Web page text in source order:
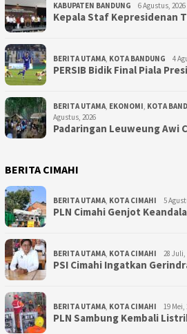
KABUPATEN BANDUNG 6 Agustus, 2026
Kepala Staf Kepresidenan
BERITA UTAMA, KOTA BANDUNG 4
PERSIB Bidik Final Piala
BERITA UTAMA, EKONOMI, KOTA
Agustus, 2026
Padaringan Leuweung Awi
BERITA CIMAHI
BERITA UTAMA, KOTA CIMAHI 5
PLN Cimahi Genjot
BERITA UTAMA, KOTA CIMAHI 28 Juli,
PSI Cimahi Ingatkan
BERITA UTAMA, KOTA CIMAHI 19 Mei,
PLN Sambung Kembali